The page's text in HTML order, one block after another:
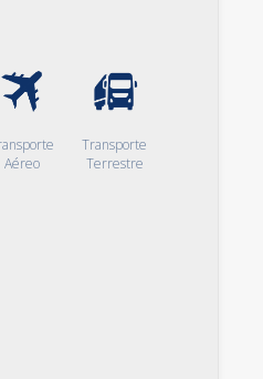
Aéreo
Transporte
Terrestre